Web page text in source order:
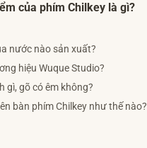
của phím Chilkey là gì?
nước nào sản xuất?
hiệu Wuque Studio?
gì, gõ có êm không?
bàn phím Chilkey như thế nào?